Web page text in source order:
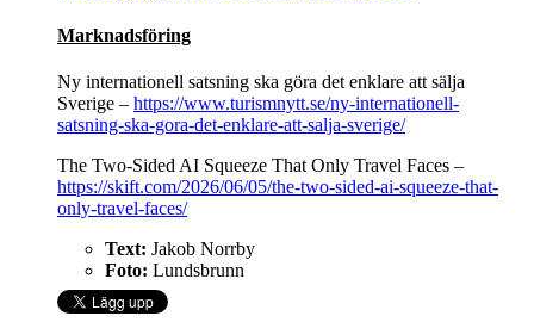
Marknadsföring
Ny internationell satsning ska göra det enklare att sälja
Sverige – https://www.turismnytt.se/ny-internationell-
satsning-ska-gora-det-enklare-att-salja-sverige/
The Two-Sided AI Squeeze That Only Travel Faces –
https://skift.com/2026/06/05/the-two-sided-ai-squeeze-that-
only-travel-faces/
Text: Jakob Norrby
Foto: Lundsbrunn